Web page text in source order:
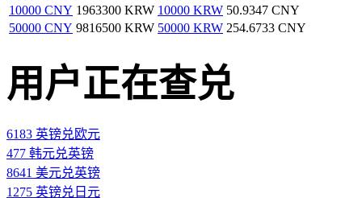
10000 CNY 1963300 KRW 10000 KRW 50.9347 CNY
50000 CNY 9816500 KRW 50000 KRW 254.6733 CNY
用户正在查兑
6183 英镑兑欧元
477 韩元兑英镑
8641 美元兑英镑
1275 英镑兑日元